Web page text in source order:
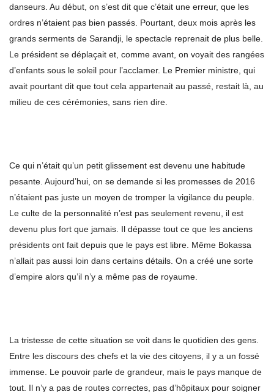
danseurs. Au début, on s’est dit que c’était une erreur, que les
ordres n’étaient pas bien passés. Pourtant, deux mois après les
grands serments de Sarandji, le spectacle reprenait de plus belle.
Le président se déplaçait et, comme avant, on voyait des rangées
d’enfants sous le soleil pour l’acclamer. Le Premier ministre, qui
avait pourtant dit que tout cela appartenait au passé, restait là, au
milieu de ces cérémonies, sans rien dire.
Ce qui n’était qu’un petit glissement est devenu une habitude
pesante. Aujourd’hui, on se demande si les promesses de 2016
n’étaient pas juste un moyen de tromper la vigilance du peuple.
Le culte de la personnalité n’est pas seulement revenu, il est
devenu plus fort que jamais. Il dépasse tout ce que les anciens
présidents ont fait depuis que le pays est libre. Même Bokassa
n’allait pas aussi loin dans certains détails. On a créé une sorte
d’empire alors qu’il n’y a même pas de royaume.
La tristesse de cette situation se voit dans le quotidien des gens.
Entre les discours des chefs et la vie des citoyens, il y a un fossé
immense. Le pouvoir parle de grandeur, mais le pays manque de
tout. Il n’y a pas de routes correctes, pas d’hôpitaux pour soigner